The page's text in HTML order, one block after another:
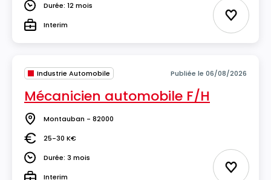
DuréeDurée: 12 mois
TypeInterim Ajouter
Industrie Automobile Publiée le 06/08/2026
Mécanicien automobile F/H
Lieu Montauban - 82000
Salaire25-30 K€
DuréeDurée: 3 mois
Interim Ajouter